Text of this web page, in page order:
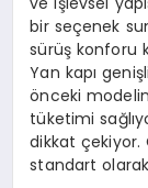
bir seçenek
sürüş konforu
Yan kapı
önceki
tüketimi
dikkat çekiyor.
standart